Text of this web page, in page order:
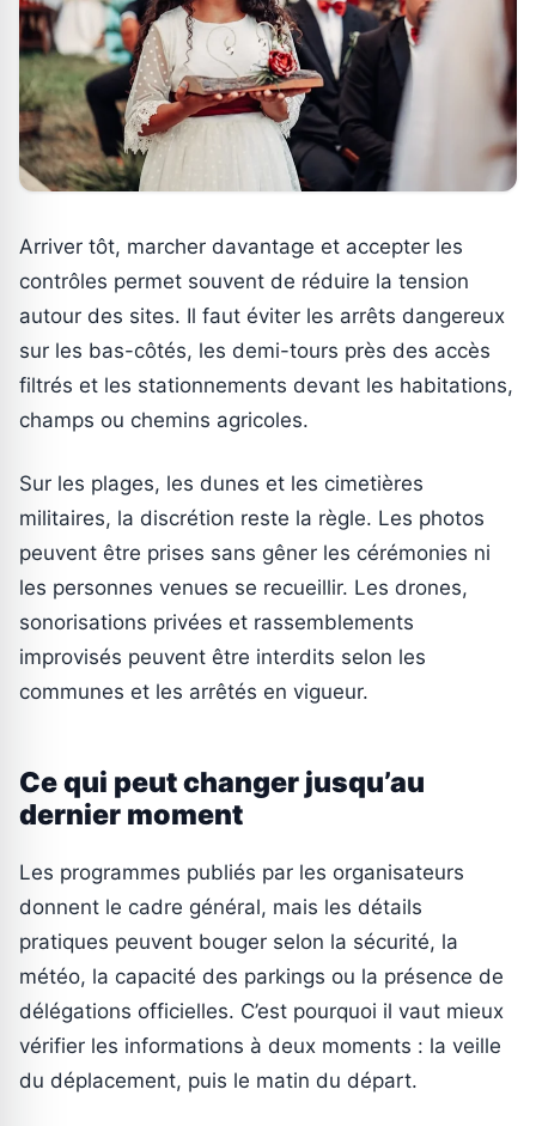
Arriver tôt, marcher davantage et accepter les
contrôles permet souvent de réduire la tension
autour des sites. Il faut éviter les arrêts dangereux
sur les bas-côtés, les demi-tours près des accès
filtrés et les stationnements devant les habitations,
champs ou chemins agricoles.
Sur les plages, les dunes et les cimetières
militaires, la discrétion reste la règle. Les photos
peuvent être prises sans gêner les cérémonies ni
les personnes venues se recueillir. Les drones,
sonorisations privées et rassemblements
improvisés peuvent être interdits selon les
communes et les arrêtés en vigueur.
Ce qui peut changer jusqu’au
dernier moment
Les programmes publiés par les organisateurs
donnent le cadre général, mais les détails
pratiques peuvent bouger selon la sécurité, la
météo, la capacité des parkings ou la présence de
délégations officielles. C’est pourquoi il vaut mieux
vérifier les informations à deux moments : la veille
du déplacement, puis le matin du départ.